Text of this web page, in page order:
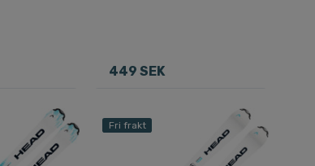
449 SEK
Fri frakt